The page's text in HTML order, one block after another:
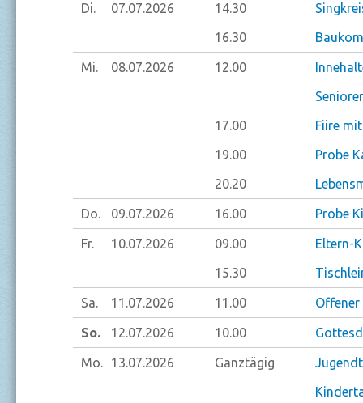
Di. 07.07.2026 14.30
16.30
Mi. 08.07.2026 12.00
17.00
Fiire
19.00
Probe
20.20
Do. 09.07.2026 16.00 Probe
Fr. 10.07.2026 09.00
Eltern-
15.30
Sa. 11.07.2026 11.00
So. 12.07.2026 10.00
Mo. 13.07.2026 Ganztägig